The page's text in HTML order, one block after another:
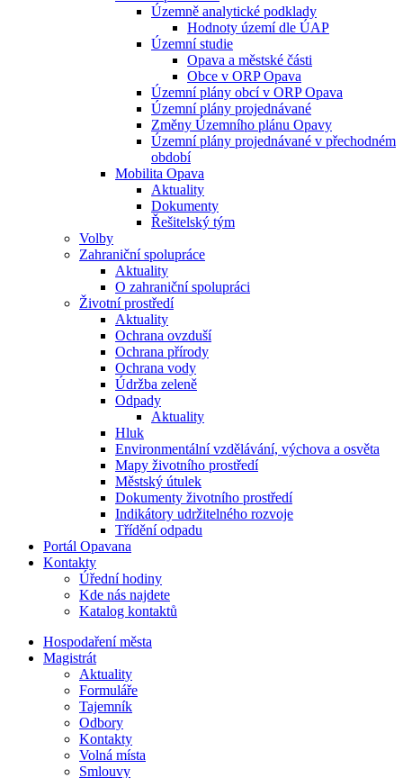
Územně analytické podklady
Hodnoty území dle ÚAP
Územní studie
Opava a městské části
Obce v ORP Opava
Územní plány obcí v ORP Opava
Územní plány projednávané
Změny Územního plánu Opavy
Územní plány projednávané v přechodném
období
Mobilita Opava
Aktuality
Dokumenty
Řešitelský tým
Volby
Zahraniční spolupráce
Aktuality
O zahraniční spolupráci
Životní prostředí
Aktuality
Ochrana ovzduší
Ochrana přírody
Ochrana vody
Údržba zeleně
Odpady
Aktuality
Hluk
Environmentální vzdělávání, výchova a osvěta
Mapy životního prostředí
Městský útulek
Dokumenty životního prostředí
Indikátory udržitelného rozvoje
Třídění odpadu
Portál Opavana
Kontakty
Úřední hodiny
Kde nás najdete
Katalog kontaktů
Hospodaření města
Magistrát
Aktuality
Formuláře
Tajemník
Odbory
Kontakty
Volná místa
Smlouvy